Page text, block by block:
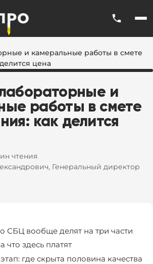
и камеральные работы в смете
цена
и
работы в смете
как делится
чтения
Генеральный директор
СБЦ вообще делят на три части
что здесь платят
где скрыта половина качества